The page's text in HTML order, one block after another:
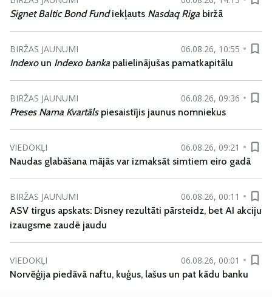
Signet Baltic Bond Fundiekļauts Nasdaq Riga biržā
BIRŽAS JAUNUMI
06.08.26, 10:55
Indexoun Indexo banka palielinājušas pamatkapitālu
BIRŽAS JAUNUMI
06.08.26, 09:36
Preses Nama Kvartāls piesaistījis jaunus nomniekus
VIEDOKĻI
06.08.26, 09:21
Naudas glabāšana mājās var izmaksāt simtiem eiro gadā
BIRŽAS JAUNUMI
06.08.26, 00:11
ASV tirgus apskats: Disney rezultāti pārsteidz, bet AI akciju
izaugsme zaudē jaudu
VIEDOKĻI
06.08.26, 00:01
Norvēģija piedāvā naftu, kuģus, lašus un pat kādu banku